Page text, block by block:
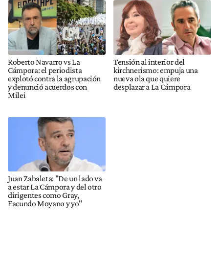
Roberto Navarro vs La
Cámpora: el periodista
explotó contra la agrupación
y denunció acuerdos con
Milei
Tensión al interior del
kirchnerismo: empuja una
nueva ola que quiere
desplazar a La Cámpora
Juan Zabaleta: "De un lado va
a estar La Cámpora y del otro
dirigentes como Gray,
Facundo Moyano y yo"